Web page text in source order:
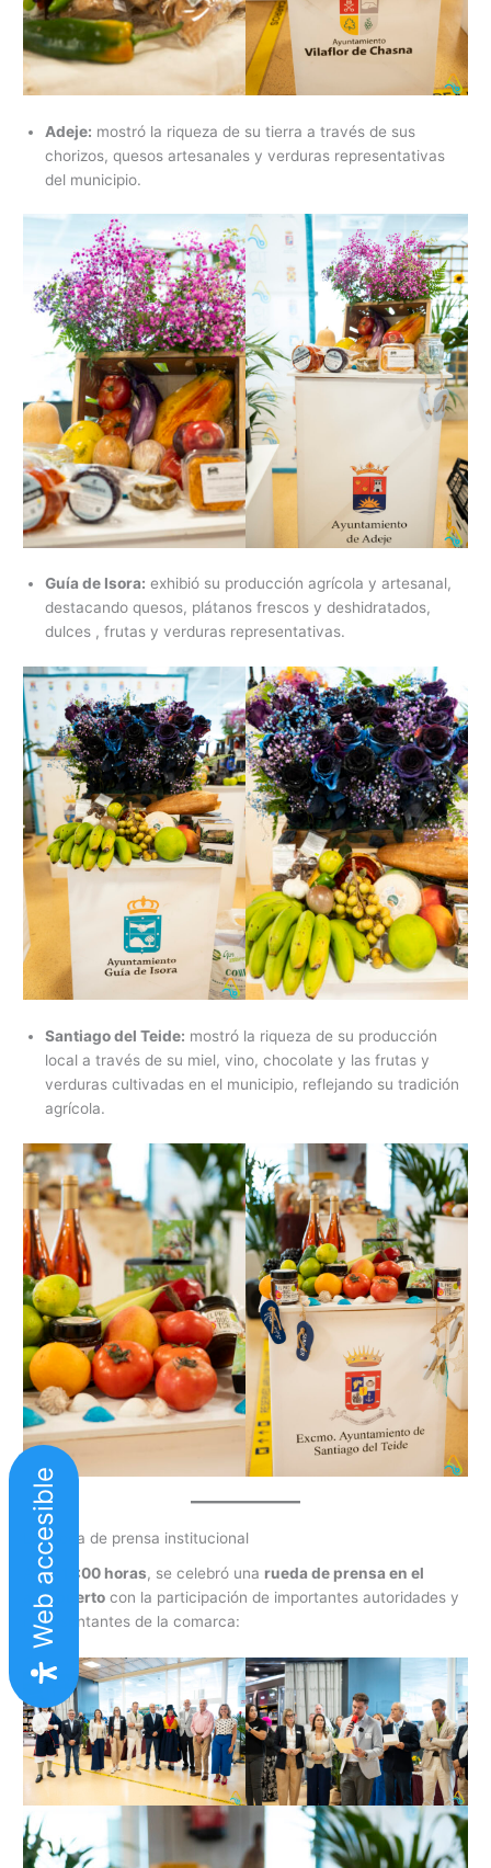
Adeje: mostró la riqueza de su tierra a través de sus
chorizos, quesos artesanales y verduras representativas
del municipio.
Guía de Isora: exhibió su producción agrícola y artesanal,
destacando quesos, plátanos frescos y deshidratados,
dulces , frutas y verduras representativas.
Santiago del Teide: mostró la riqueza de su producción
local a través de su miel, vino, chocolate y las frutas y
verduras cultivadas en el municipio, reflejando su tradición
agrícola.
La rueda de prensa institucional
A las
11:00 horas, se celebró una rueda de prensa en el
aeropuerto con la participación de importantes autoridades y
representantes de la comarca:
Web accesible